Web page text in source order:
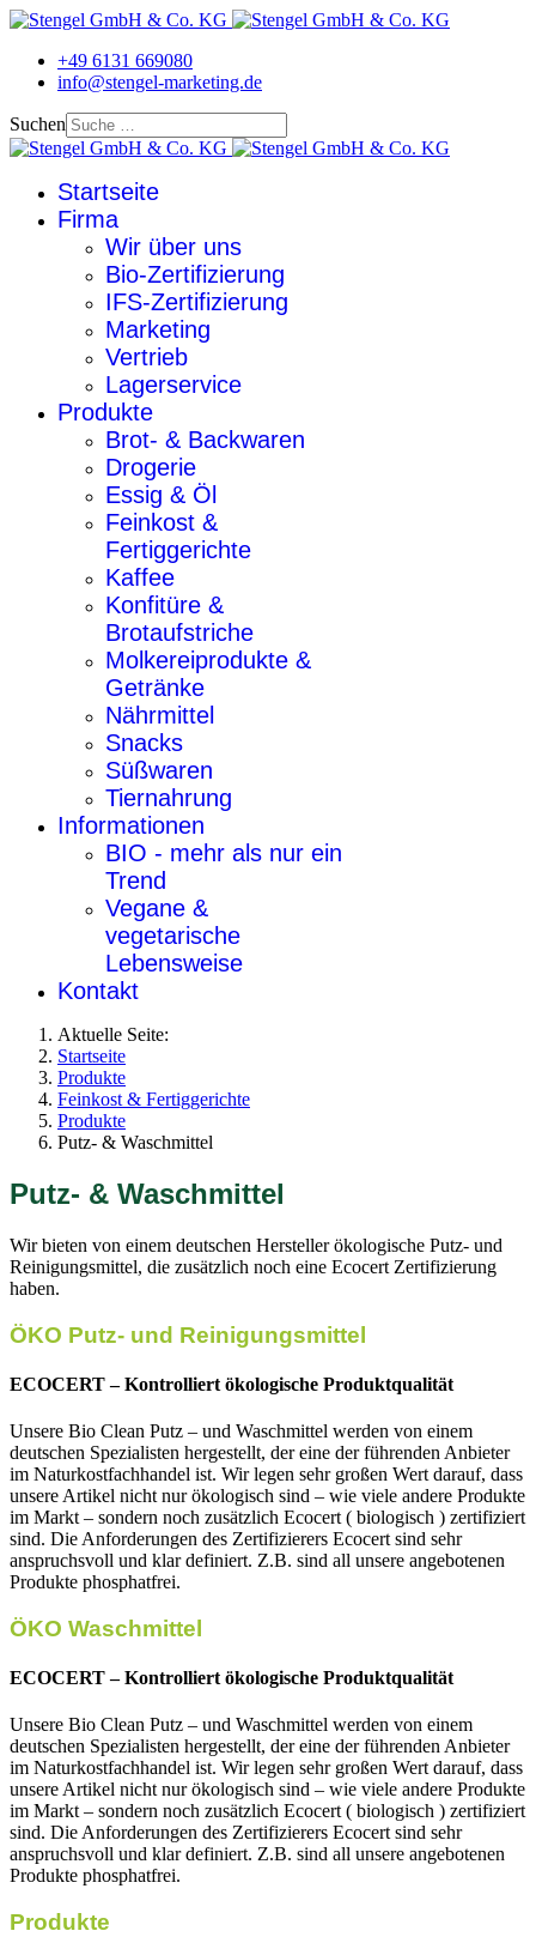
+49 6131 669080
info@stengel-marketing.de
Suchen
Startseite
Firma
Wir über uns
Bio-Zertifizierung
IFS-Zertifizierung
Marketing
Vertrieb
Lagerservice
Produkte
Brot- & Backwaren
Drogerie
Essig & Öl
Feinkost &
Fertiggerichte
Kaffee
Konfitüre &
Brotaufstriche
Molkereiprodukte &
Getränke
Nährmittel
Snacks
Süßwaren
Tiernahrung
Informationen
BIO - mehr als nur ein
Trend
Vegane &
vegetarische
Lebensweise
Kontakt
Aktuelle Seite:
Startseite
Produkte
Feinkost & Fertiggerichte
Produkte
Putz- & Waschmittel
Putz- & Waschmittel
Wir bieten von einem deutschen Hersteller ökologische Putz- und
Reinigungsmittel, die zusätzlich noch eine Ecocert Zertifizierung
haben.
ÖKO Putz- und Reinigungsmittel
ECOCERT – Kontrolliert ökologische Produktqualität
Unsere Bio Clean Putz – und Waschmittel werden von einem
deutschen Spezialisten hergestellt, der eine der führenden Anbieter
im Naturkostfachhandel ist. Wir legen sehr großen Wert darauf, dass
unsere Artikel nicht nur ökologisch sind – wie viele andere Produkte
im Markt – sondern noch zusätzlich Ecocert ( biologisch ) zertifiziert
sind. Die Anforderungen des Zertifizierers Ecocert sind sehr
anspruchsvoll und klar definiert. Z.B. sind all unsere angebotenen
Produkte phosphatfrei.
ÖKO Waschmittel
ECOCERT – Kontrolliert ökologische Produktqualität
Unsere Bio Clean Putz – und Waschmittel werden von einem
deutschen Spezialisten hergestellt, der eine der führenden Anbieter
im Naturkostfachhandel ist. Wir legen sehr großen Wert darauf, dass
unsere Artikel nicht nur ökologisch sind – wie viele andere Produkte
im Markt – sondern noch zusätzlich Ecocert ( biologisch ) zertifiziert
sind. Die Anforderungen des Zertifizierers Ecocert sind sehr
anspruchsvoll und klar definiert. Z.B. sind all unsere angebotenen
Produkte phosphatfrei.
Produkte